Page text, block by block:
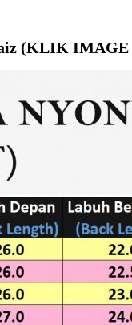
(KLIK IMAGE